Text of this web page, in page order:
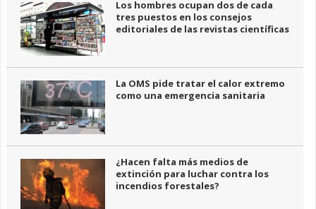
Los hombres ocupan dos de cada
tres puestos en los consejos
editoriales de las revistas científicas
La OMS pide tratar el calor extremo
como una emergencia sanitaria
¿Hacen falta más medios de
extinción para luchar contra los
incendios forestales?